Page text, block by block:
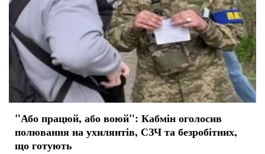
"Або працюй, або воюй": Кабмін оголосив
полювання на ухилянтів, СЗЧ та безробітних,
що готують